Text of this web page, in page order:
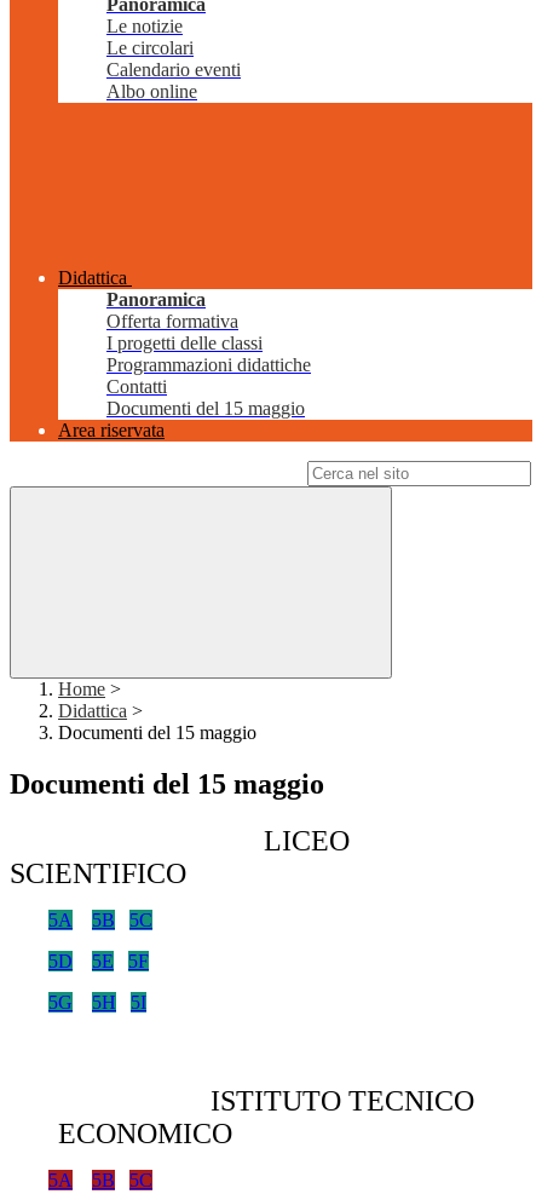
Panoramica
Le notizie
Le circolari
Calendario eventi
Albo online
Didattica
Panoramica
Offerta formativa
I progetti delle classi
Programmazioni didattiche
Contatti
Documenti del 15 maggio
Area riservata
Home >
Didattica >
Documenti del 15 maggio
Documenti del 15 maggio
LICEO
SCIENTIFICO
5A 5B
5C
5D
5E
5F
5G
5H 5I
ISTITUTO TECNICO
ECONOMICO
5A 5B 5C